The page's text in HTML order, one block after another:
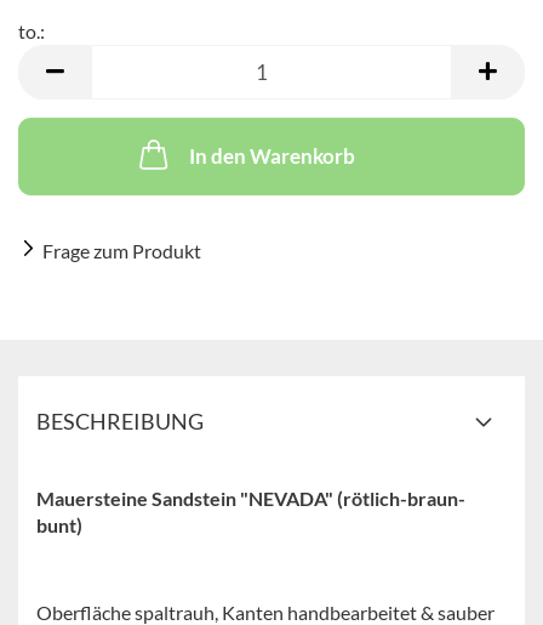
to.:
In den Warenkorb
Frage zum Produkt
BESCHREIBUNG
Mauersteine Sandstein "NEVADA" (rötlich-braun-
bunt)
Oberfläche spaltrauh, Kanten handbearbeitet & sauber